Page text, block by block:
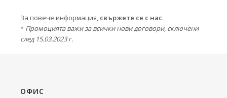
За повече информация, свържете се с нас.
* Промоцията важи за всички нови договори, сключени
след 15.03.2023 г.
ОФИС